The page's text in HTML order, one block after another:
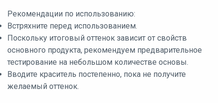
Рекомендации по использованию:
Встряхните перед использованием.
Поскольку итоговый оттенок зависит от свойств
основного продукта, рекомендуем предварительное
тестирование на небольшом количестве основы.
Вводите краситель постепенно, пока не получите
желаемый оттенок.